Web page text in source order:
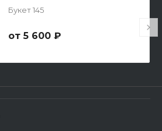
Букет 145
5 600 ₽